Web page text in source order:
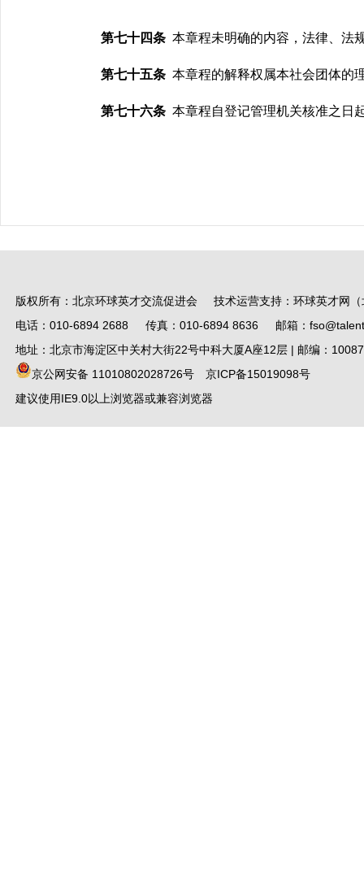
第七十四条 本章程未明确的内容，法律、法
第七十五条 本章程的解释权属本社会团体的
第七十六条 本章程自登记管理机关核准之日
版权所有：北京环球英才交流促进会 技术运营支持：环球英才网（
电话：010-6894 2688 传真：010-6894 8636 邮箱：
地址：北京市海淀区中关村大街22号中科大厦A座12层 | 邮编：
京公网安备 11010802028726号
京ICP备15019098号
建议使用IE9.0以上浏览器或兼容浏览器